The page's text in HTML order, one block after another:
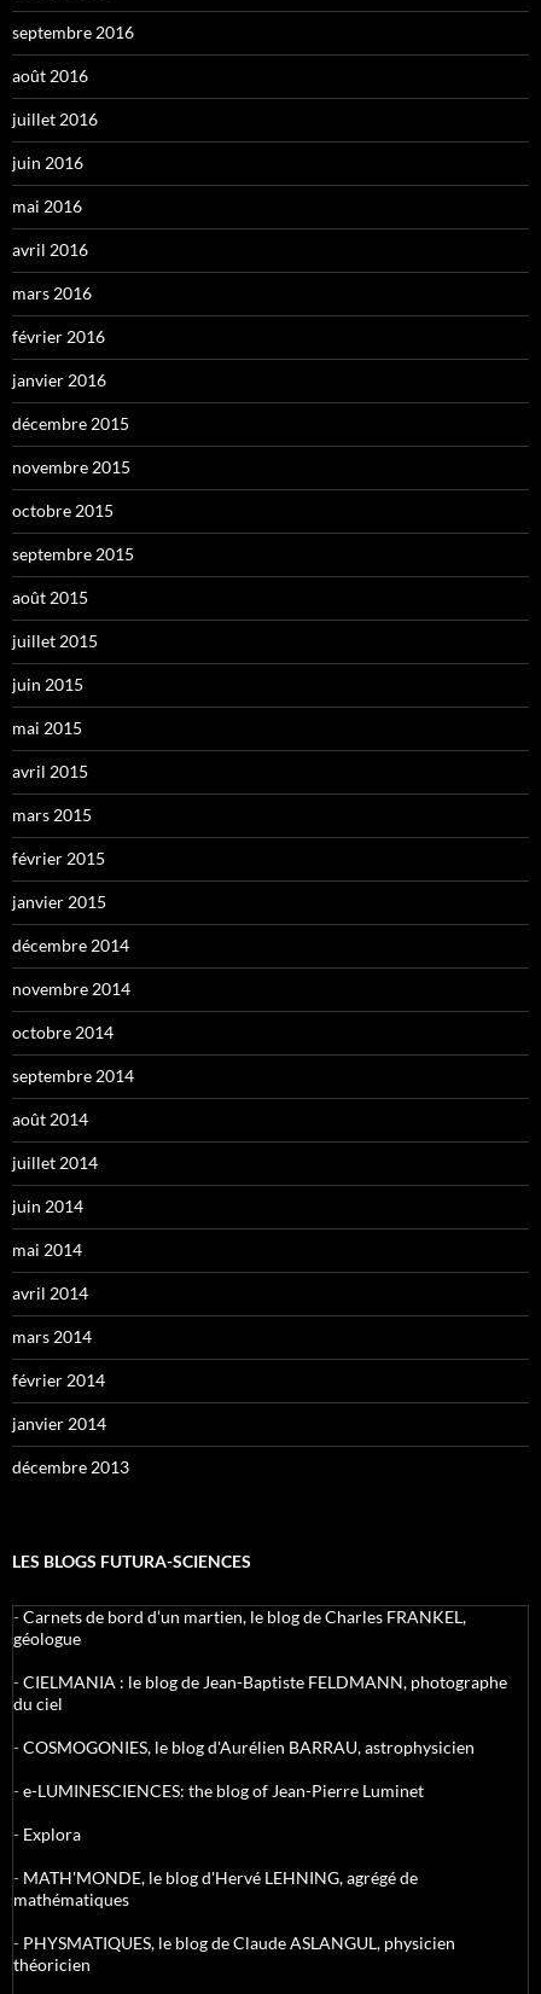
septembre 2016
août 2016
juillet 2016
juin 2016
mai 2016
avril 2016
mars 2016
février 2016
janvier 2016
décembre 2015
novembre 2015
octobre 2015
septembre 2015
août 2015
juillet 2015
juin 2015
mai 2015
avril 2015
mars 2015
février 2015
janvier 2015
décembre 2014
novembre 2014
octobre 2014
septembre 2014
août 2014
juillet 2014
juin 2014
mai 2014
avril 2014
mars 2014
février 2014
janvier 2014
décembre 2013
LES BLOGS FUTURA-SCIENCES
-Carnets de bord d’un martien, le blog de Charles FRANKEL,
géologue
-CIELMANIA : le blog de Jean-Baptiste FELDMANN, photographe
du ciel
-COSMOGONIES, le blog d'Aurélien BARRAU, astrophysicien
-e-LUMINESCIENCES: the blog of Jean-Pierre Luminet
- Explora
- MATH'MONDE, le blog d'Hervé LEHNING, agrégé de
mathématiques
- PHYSMATIQUES, le blog de Claude ASLANGUL, physicien
théoricien